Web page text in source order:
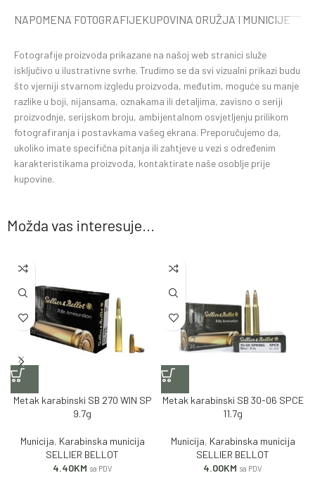
NAPOMENA FOTOGRAFIJEKUPOVINA ORUŽJA I MUNICIJE
Fotografije proizvoda prikazane na našoj web stranici služe
isključivo u ilustrativne svrhe. Trudimo se da svi vizualni prikazi budu
što vjerniji stvarnom izgledu proizvoda, međutim, moguće su manje
razlike u boji, nijansama, oznakama ili detaljima, zavisno o seriji
proizvodnje, serijskom broju, ambijentalnom osvjetljenju prilikom
fotografiranja i postavkama vašeg ekrana. Preporučujemo da,
ukoliko imate specifična pitanja ili zahtjeve u vezi s određenim
karakteristikama proizvoda, kontaktirate naše osoblje prije
kupovine.
Možda vas interesuje...
Metak karabinski SB 270 WIN SP
9.7g
Municija, Karabinska municija
SELLIER BELLOT
4.40KM sa PDV
Metak karabinski SB 30-06 SPCE
11.7g
Municija, Karabinska municija
SELLIER BELLOT
4.00KM sa PDV